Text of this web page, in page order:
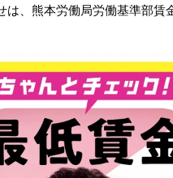
は、熊本労働局労働基準部賃